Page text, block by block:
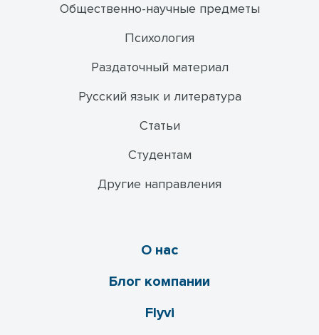
Общественно-научные предметы
Психология
Раздаточный материал
Русский язык и литература
Статьи
Студентам
Другие направления
О нас
Блог компании
Flyvi